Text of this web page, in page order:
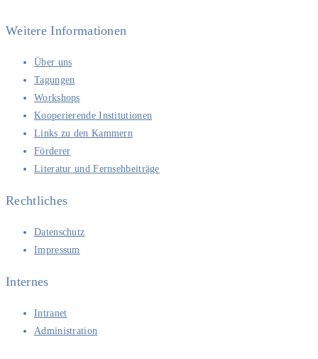
Weitere Informationen
Über uns
Tagungen
Workshops
Kooperierende Institutionen
Links zu den Kammern
Förderer
Literatur und Fernsehbeiträge
Rechtliches
Datenschutz
Impressum
Internes
Intranet
Administration